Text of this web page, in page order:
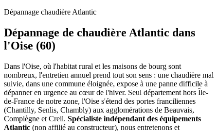
Dépannage chaudière Atlantic
Dépannage de chaudière Atlantic dans
l'Oise (60)
Dans l'Oise, où l'habitat rural et les maisons de bourg sont
nombreux, l'entretien annuel prend tout son sens : une chaudière mal
suivie, dans une commune éloignée, expose à une panne difficile à
dépanner en urgence au cœur de l'hiver. Seul département hors Île-
de-France de notre zone, l'Oise s'étend des portes franciliennes
(Chantilly, Senlis, Chambly) aux agglomérations de Beauvais,
Compiègne et Creil. Spécialiste indépendant des équipements
Atlantic (non affilié au constructeur), nous entretenons et